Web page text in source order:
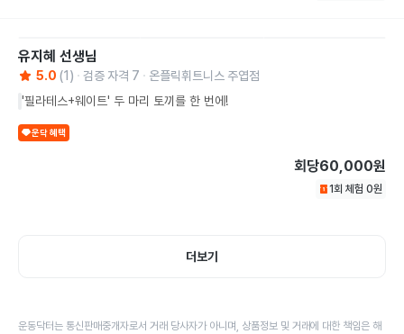
유지혜 선생님
5.0 (1 ) 검증 자격 7
온플릭휘트니스 주엽점
'필라테스+웨이트' 두 마리 토끼를 한 번에!
운닥 혜택
회당60,000원
1회 체험 0원
더보기
운동닥터는 통신판매중개자로서 거래 당사자가 아니며, 상품정보 및 거래에 대한 책임은 해